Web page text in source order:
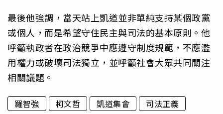
最後他強調，當天站上凱道並非單純支持某個政黨
或個人，而是希望守住民主與司法的基本原則。他
呼籲執政者在政治競爭中應遵守制度規範，不應濫
用權力或破壞司法獨立，並呼籲社會大眾共同關注
相關議題。
羅智強 柯文哲 凱道集會
司法正義